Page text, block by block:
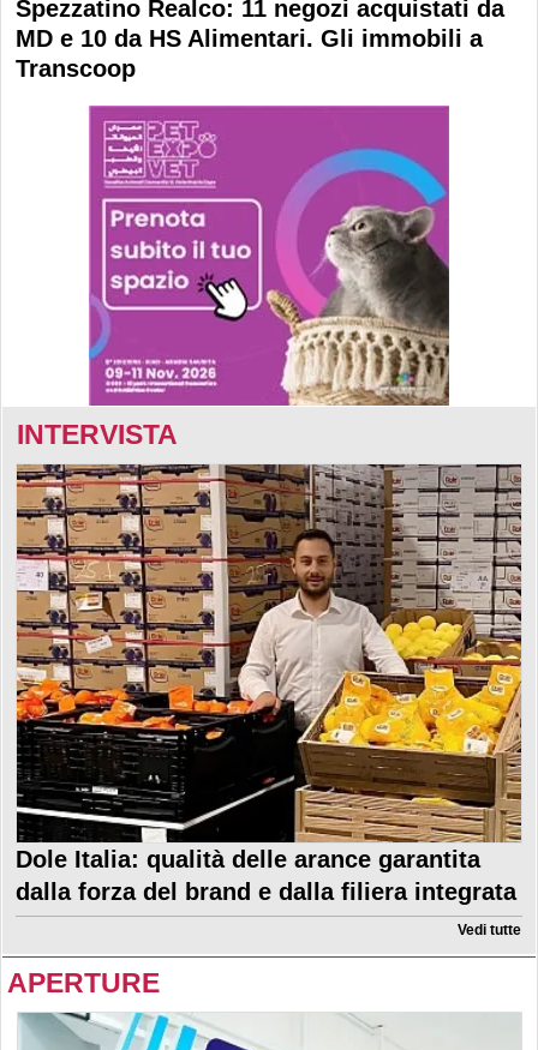
Spezzatino Realco: 11 negozi acquistati da
MD e 10 da HS Alimentari. Gli immobili a
Transcoop
INTERVISTA
Dole Italia: qualità delle arance garantita
dalla forza del brand e dalla filiera integrata
Vedi tutte
APERTURE